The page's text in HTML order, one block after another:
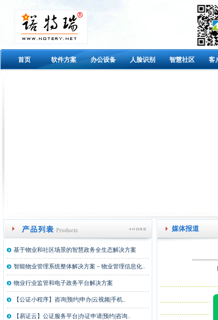
首页 软件方案 办公设备 人脸识别 智慧社区 客
基于物业和社区场景的智慧政务全生态解决方案
智能物业管理系统整体解决方案－物业管理信息化..
物业行业监管和电子政务平台解决方案
【公证小程序】咨询|预约|申办|云视频|手机..
【易证云】公证服务平台|办证申请|预约|咨询..
媒体报道